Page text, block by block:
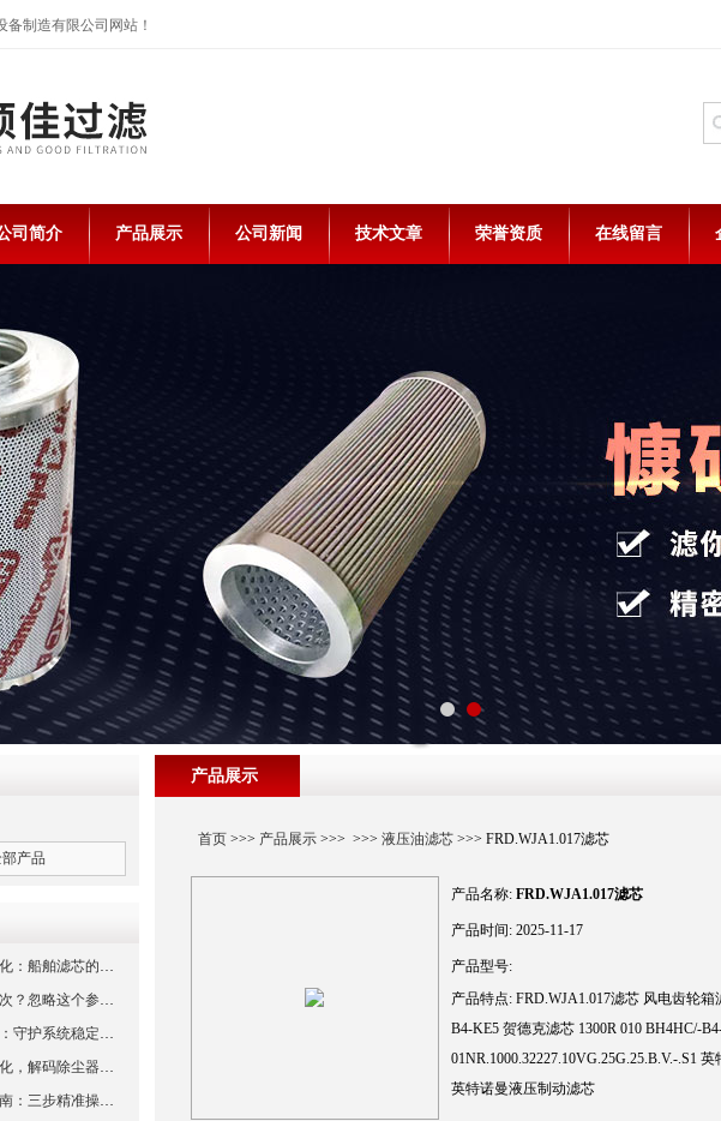
制造有限公司网站！
司简介 产品展示 公司新闻 技术文章 荣誉资质 在线留言
产品展示
首页>>> 产品展示>>> >>> 液压油滤芯>>> FRD.WJA1.017滤芯
产品名称: FRD.WJA1.017滤芯
产品时间: 2025-11-17
产品型号:
产品特点: FRD.WJA1.017滤芯 风电齿轮箱
B4-KE5 贺德克滤芯 1300R 010 BH4HC/-
01NR.1000.32227.10VG.25G.25.B.V.-.S1
英特诺曼液压制动滤芯
产品
从海水过滤到燃油净化：船舶滤芯的多场景应用解析
汽轮机滤芯多久换一次？忽略这个参数，机组非停损失可能上百万！
液压油滤芯精度等级：守护系统稳定与寿命的“微米标尺”
从材质革新到结构优化，解码除尘器滤芯性能跃升的核心逻辑
数控机床滤芯安装指南：三步精准操作，杜绝设备“亚健康”